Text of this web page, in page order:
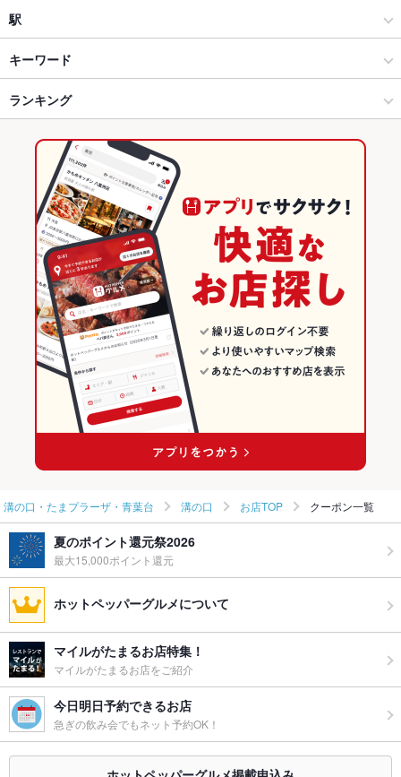
和風
溝の口・たまプラーザ・青葉台 × 居酒屋
溝の口・たまプラーザ・青葉台 × 和風
武蔵溝ノ口駅 × 居酒屋
武蔵溝ノ口駅 × 和風
焼き鳥・鶏料理
溝の口・たまプラーザ・青葉台 × 和食
溝の口・たまプラーザ・青葉台 × 焼き鳥・鶏料理
武蔵溝ノ口駅 × 和食
武蔵溝ノ口駅 × 焼き鳥・鶏料理
溝の口
溝の口 × 居酒屋
溝の口 × 和風
溝の口 × 和食
溝の口 × 焼き鳥・鶏料理
神奈川
神奈川 × 居酒屋
神奈川 × 和風
神奈川 × 和食
神奈川 × 焼き鳥・鶏料理
駅
高津駅
津田山駅
武蔵溝ノ口駅
キーワード
手羽先 からあげ
カルボナーラ ピザ
アヒージョ チーズタッカルビ チーズケーキ
ランキング
神奈川のグルメランキング
神奈川の居酒屋ランキング
溝の口・たまプラーザ・青葉台のグルメランキング
溝の口・たまプラーザ・青葉台の居酒屋ランキング
溝の口のグルメランキング
溝の口の居酒屋ランキング
溝の口・たまプラーザ・青葉台 溝の口 お店TOP クーポン一覧
夏のポイント還元祭2026
最大15,000ポイント還元
ホットペッパーグルメについて
マイルがたまるお店特集！
マイルがたまるお店をご紹介
今日明日予約できるお店
急ぎの飲み会でもネット予約OK！